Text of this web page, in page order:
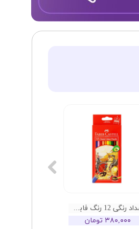
مداد رنگی 12 رنگ فابرکاستل مدل کلاسیک
۳۸۰,۰۰۰ تومان